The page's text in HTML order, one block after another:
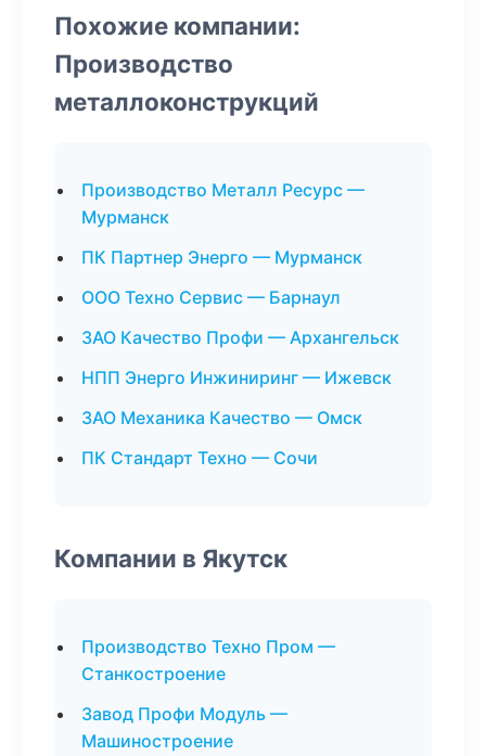
Похожие компании:
Производство
металлоконструкций
Производство Металл Ресурс —
Мурманск
ПК Партнер Энерго — Мурманск
ООО Техно Сервис — Барнаул
ЗАО Качество Профи — Архангельск
НПП Энерго Инжиниринг — Ижевск
ЗАО Механика Качество — Омск
ПК Стандарт Техно — Сочи
Компании в Якутск
Производство Техно Пром —
Станкостроение
Завод Профи Модуль —
Машиностроение